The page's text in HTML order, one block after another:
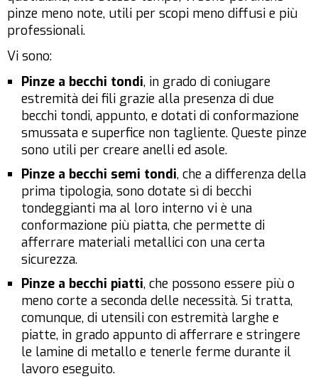
pinze meno note, utili per scopi meno diffusi e più
professionali.
Vi sono:
Pinze a becchi tondi, in grado di coniugare
estremità dei fili grazie alla presenza di due
becchi tondi, appunto, e dotati di conformazione
smussata e superfice non tagliente. Queste pinze
sono utili per creare anelli ed asole.
Pinze a becchi semi tondi, che a differenza della
prima tipologia, sono dotate sì di becchi
tondeggianti ma al loro interno vi è una
conformazione più piatta, che permette di
afferrare materiali metallici con una certa
sicurezza.
Pinze a becchi piatti, che possono essere più o
meno corte a seconda delle necessità. Si tratta,
comunque, di utensili con estremità larghe e
piatte, in grado appunto di afferrare e stringere
le lamine di metallo e tenerle ferme durante il
lavoro eseguito.